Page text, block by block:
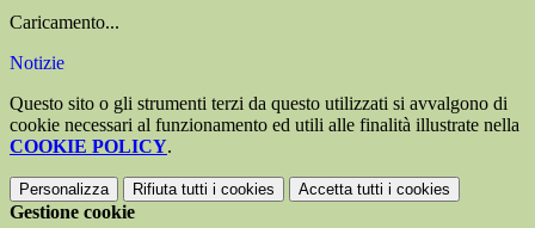
Caricamento...
Notizie
Questo sito o gli strumenti terzi da questo utilizzati si avvalgono di
cookie necessari al funzionamento ed utili alle finalità illustrate nella
COOKIE POLICY.
Personalizza Rifiuta tutti i cookies Accetta tutti i cookies
Gestione cookie